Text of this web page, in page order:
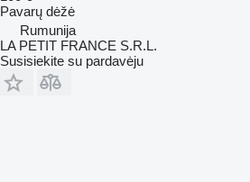
Pavarų dėžė
Rumunija
LA PETIT FRANCE S.R.L.
Susisiekite su pardavėju